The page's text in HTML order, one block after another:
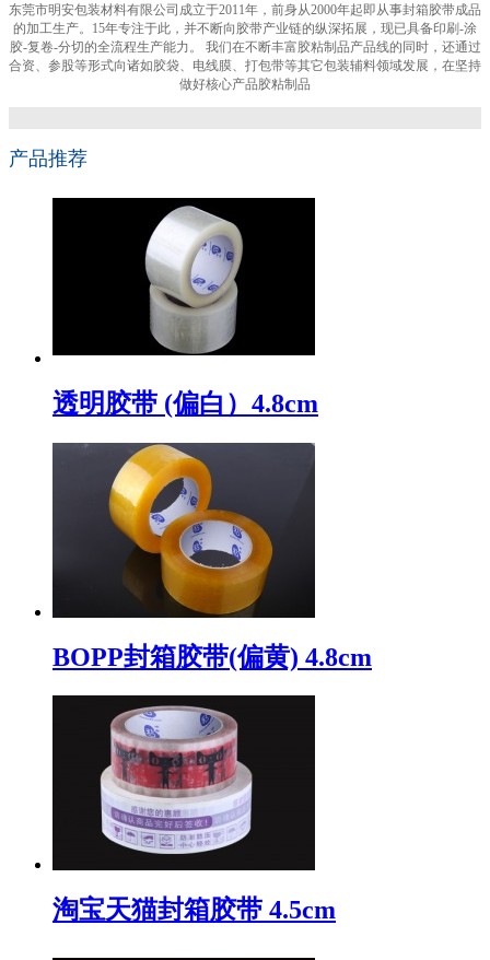
东莞市明安包装材料有限公司成立于2011年，前身从2000年起即从事封箱胶带成品
的加工生产。15年专注于此，并不断向胶带产业链的纵深拓展，现已具备印刷-涂
胶-复卷-分切的全流程生产能力。 我们在不断丰富胶粘制品产品线的同时，还通过
合资、参股等形式向诸如胶袋、电线膜、打包带等其它包装辅料领域发展，在坚持
做好核心产品胶粘制品
产品推荐
透明胶带 (偏白）4.8cm
BOPP封箱胶带(偏黄) 4.8cm
淘宝天猫封箱胶带 4.5cm